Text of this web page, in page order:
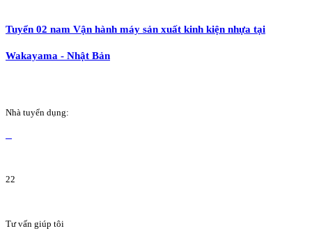
Tuyển 02 nam Vận hành máy sản xuất kinh kiện nhựa tại
Wakayama - Nhật Bản
Nhà tuyển dụng:
22
Tư vấn giúp tôi